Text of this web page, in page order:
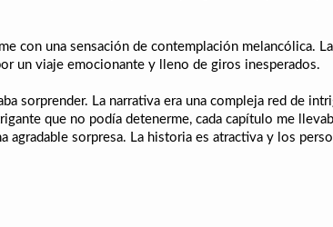
con una sensación de contemplación melancólica.
un viaje emocionante y lleno de giros inesperados.
sorprender. La narrativa era una compleja red de
que no podía detenerme, cada capítulo me
agradable sorpresa. La historia es atractiva y los